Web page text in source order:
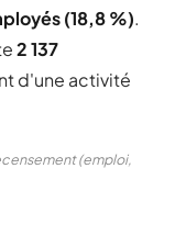
(18,8 %).
2 137
d'une activité
(emploi,